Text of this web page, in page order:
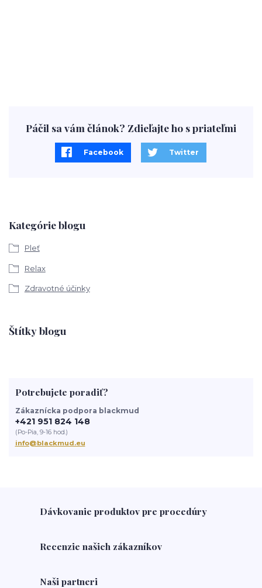
Kategórie blogu
Pleť
Relax
Zdravotné účinky
Štítky blogu
Potrebujete poradiť?
Zákaznícka podpora blackmud
+421 951 824 148
(Po-Pia, 9-16 hod.)
info@blackmud.eu
Páčil sa vám článok? Zdieľajte ho s priateľmi
Facebook Twitter
Dávkovanie produktov pre procedúry
Recenzie našich zákazníkov
Naši partneri